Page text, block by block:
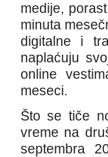
medije,
minuta
digitalne i
naplaćuju
online
meseci.
Što se tiče
vreme na
septembra